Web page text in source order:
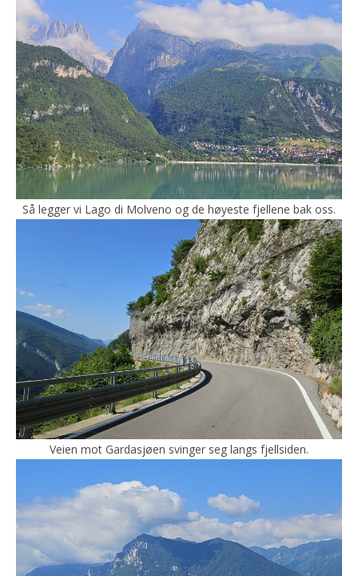
Så legger vi Lago di Molveno og de høyeste fjellene bak oss.
Veien mot Gardasjøen svinger seg langs fjellsiden.